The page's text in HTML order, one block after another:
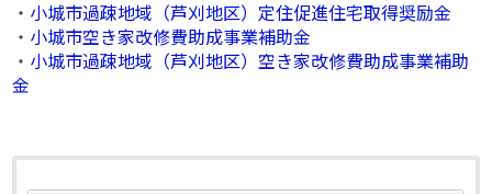
・ 小城市過疎地域（芦刈地区）定住促進住宅取得奨励金
・ 小城市空き家改修費助成事業補助金
・ 小城市過疎地域（芦刈地区）空き家改修費助成事業補助
金